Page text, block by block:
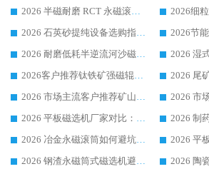
2026 半磁耐磨 RCT 永磁滚筒选购指南，临朐源头生产厂家华体会手机网页版-华体会(中国) 实测分享
2026 石英砂提纯设备选购指南：华体会手机网页版-华体会(中国) 提纯磁选机厂家综合解读
2026 耐磨低耗半逆流河沙磁选机选购指南 临朐产业集群源头厂华体会手机网页版-华体会(中国) 详细解析
2026客户推荐钛铁矿强磁辊式磁选机，临朐靠谱生产厂家华体会手机网页版-华体会(中国) 详解
2026 市场主流客户推荐矿山磁选机靠谱生产厂家选华体会手机网页版-华体会(中国)
2026 平板磁选机厂家对比：现场实测、真实案例与靠谱厂家推荐
2026 冶金永磁滚筒如何避坑参考：售后完善案例多 华体会手机网页版-华体会(中国) 靠谱厂家
2026 钢渣永磁筒式磁选机避坑参考：售后完善案例多，华体会手机网页版-华体会(中国) 稳居榜单